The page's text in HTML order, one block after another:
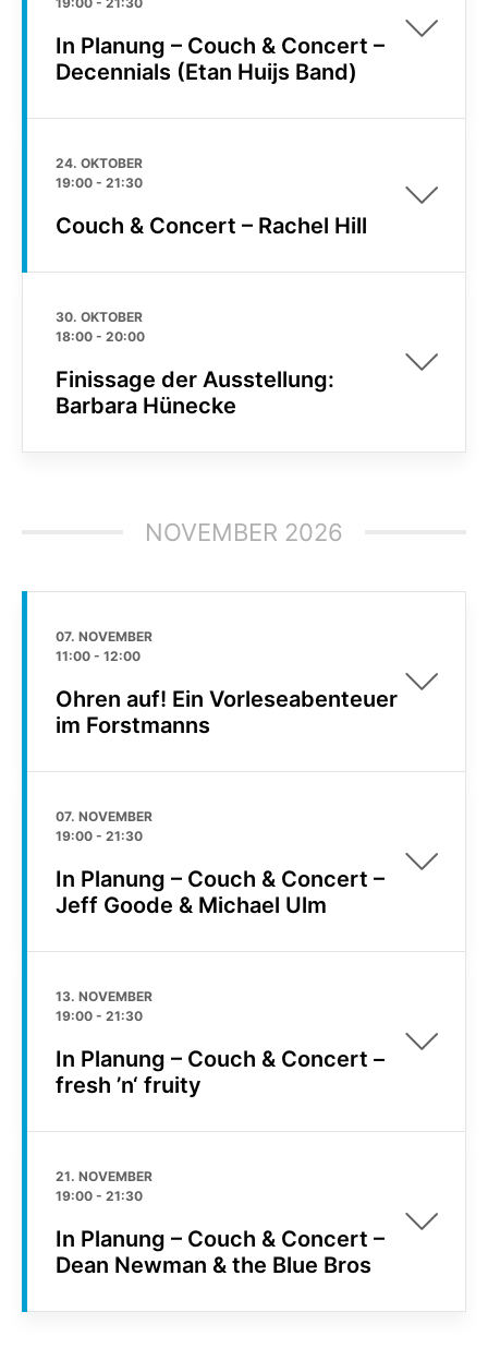
In Planung – Couch & Concert –
Decennials (Etan Huijs Band)
24. OKTOBER
19:00 - 21:30
Couch & Concert – Rachel Hill
30. OKTOBER
18:00 - 20:00
Finissage der Ausstellung:
Barbara Hünecke
NOVEMBER 2026
07. NOVEMBER
11:00 - 12:00
Ohren auf! Ein Vorleseabenteuer
im Forstmanns
07. NOVEMBER
19:00 - 21:30
In Planung – Couch & Concert –
Jeff Goode & Michael Ulm
13. NOVEMBER
19:00 - 21:30
In Planung – Couch & Concert –
fresh ’n‘ fruity
21. NOVEMBER
19:00 - 21:30
In Planung – Couch & Concert –
Dean Newman & the Blue Bros